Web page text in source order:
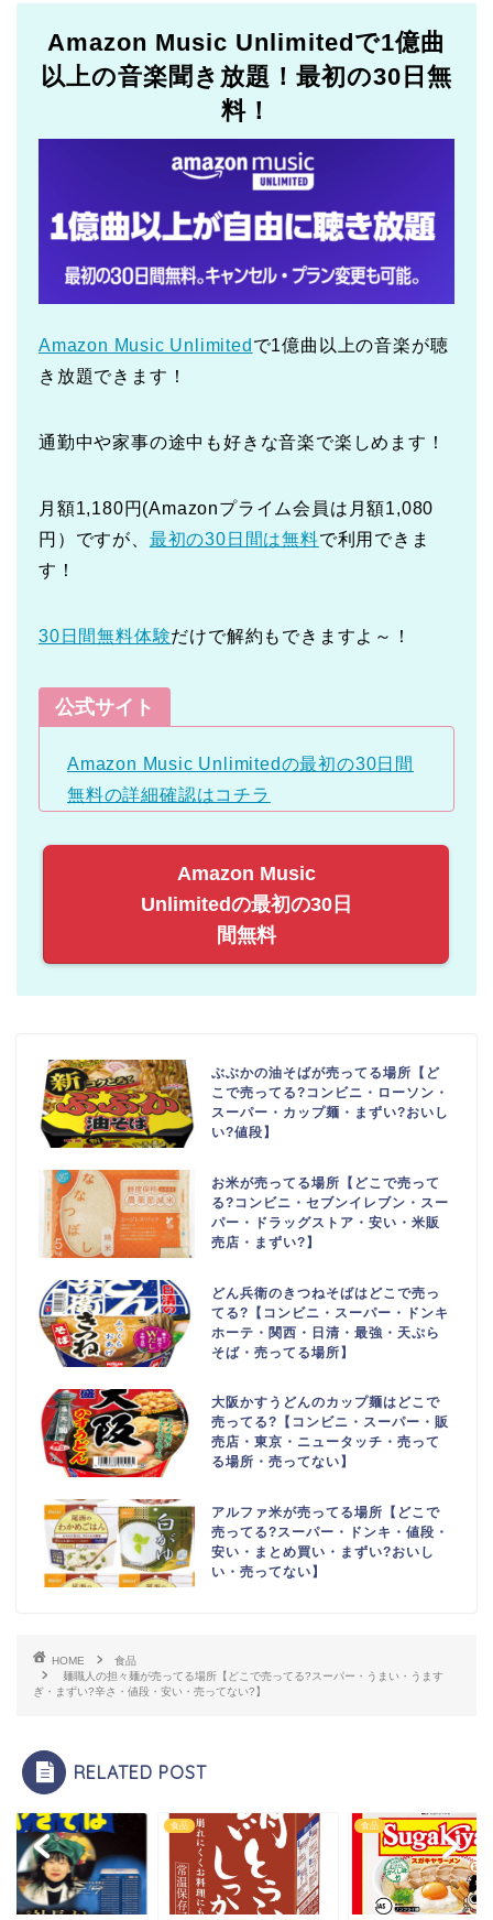
Amazon Music Unlimitedで1億曲
以上の音楽聞き放題！最初の30日無
料！
Amazon Music Unlimited で1億曲以上の音楽が聴
き放題できます！
通勤中や家事の途中も好きな音楽で楽しめます！
月額1,180円(Amazonプライム会員は月額1,080
円）ですが、 最初の30日間は無料で利用できま
す！
30日間無料体験だけで解約もできますよ～！
公式サイト
Amazon Music Unlimitedの最初の30日間
無料の詳細確認はコチラ
Amazon Music
Unlimitedの最初の30日
間無料
ぶぶかの油そばが売ってる場所【ど
こで売ってる?コンビニ・ローソン・
スーパー・カップ麺・まずい?おいし
い?値段】
お米が売ってる場所【どこで売って
る?コンビニ・セブンイレブン・スー
パー・ドラッグストア・安い・米販
売店・まずい?】
どん兵衛のきつねそばはどこで売っ
てる?【コンビニ・スーパー・ドンキ
ホーテ・関西・日清・最強・天ぷら
そば・売ってる場所】
大阪かすうどんのカップ麺はどこで
売ってる?【コンビニ・スーパー・販
売店・東京・ニュータッチ・売って
る場所・売ってない】
アルファ米が売ってる場所【どこで
売ってる?スーパー・ドンキ・値段・
安い・まとめ買い・まずい?おいし
い・売ってない】
HOME
食品
麺職人の担々麺が売ってる場所【どこで売ってる?スーパー・うまい・うます
ぎ・まずい?辛さ・値段・安い・売ってない?】
RELATED POST
食品 食品